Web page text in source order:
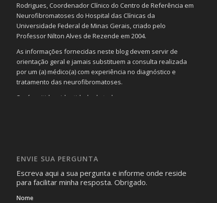
Rodrigues, Coordenador Clínico do Centro de Referência em
Neurofibromatoses do Hospital das Clínicas da
Universidade Federal de Minas Gerais, criado pelo
Professor Nilton Alves de Rezende em 2004.
As informações fornecidas neste blog devem servir de
orientação geral e jamais substituem a consulta realizada
por um (a) médico(a) com experiência no diagnóstico e
tratamento das neurofibromatoses.
Será omitida a identidade de todas as pessoas que
identificação da pessoa fotografada.
ENVIE SUA PERGUNTA
Escreva aqui a sua pergunta e informe onde reside
para facilitar minha resposta. Obrigado.
Nome